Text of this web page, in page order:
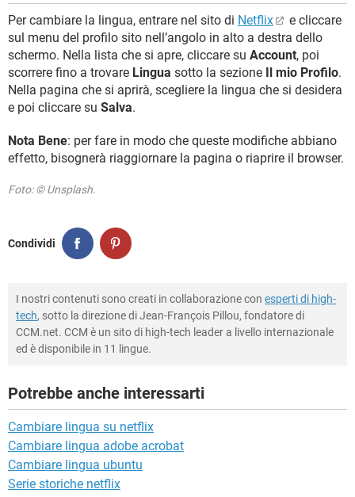
Per cambiare la lingua, entrare nel sito di Netflix
e cliccare
sul menu del profilo sito nell’angolo in alto a destra dello
schermo. Nella lista che si apre, cliccare su Account, poi
scorrere fino a trovare Lingua sotto la sezione Il mio Profilo.
Nella pagina che si aprirà, scegliere la lingua che si desidera
e poi cliccare su Salva.
Nota Bene: per fare in modo che queste modifiche abbiano
effetto, bisognerà riaggiornare la pagina o riaprire il browser.
Foto: © Unsplash.
Condividi
I nostri contenuti sono creati in collaborazione con esperti di high-
tech, sotto la direzione di Jean-François Pillou, fondatore di
CCM.net. CCM è un sito di high-tech leader a livello internazionale
ed è disponibile in 11 lingue.
Potrebbe anche interessarti
Cambiare lingua su netflix
Cambiare lingua adobe acrobat
Cambiare lingua ubuntu
Serie storiche netflix